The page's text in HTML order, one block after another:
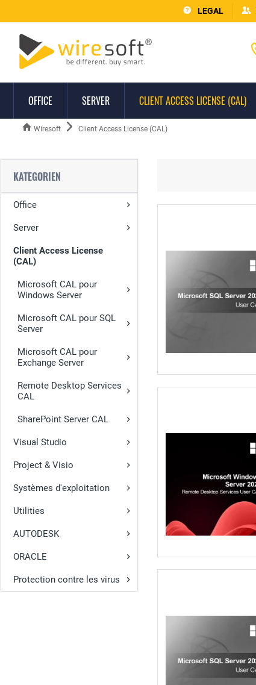
LEGAL
OFFICE SERVER CLIENT ACCESS LICENSE (CAL)
Wiresoft Client Access License (CAL)
KATEGORIEN
Office
Server
Client Access License
(CAL)
Microsoft CAL pour
Windows Server
Microsoft CAL pour SQL
Server
Microsoft CAL pour
Exchange Server
Remote Desktop Services
CAL
SharePoint Server CAL
Visual Studio
Project & Visio
Systèmes d'exploitation
Utilities
AUTODESK
ORACLE
Protection contre les virus